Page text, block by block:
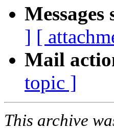
] [
Mail
topic ]
This archive